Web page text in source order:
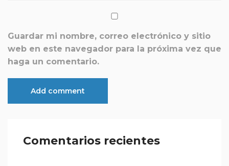
Guardar mi nombre, correo electrónico y sitio
web en este navegador para la próxima vez que
haga un comentario.
Comentarios recientes